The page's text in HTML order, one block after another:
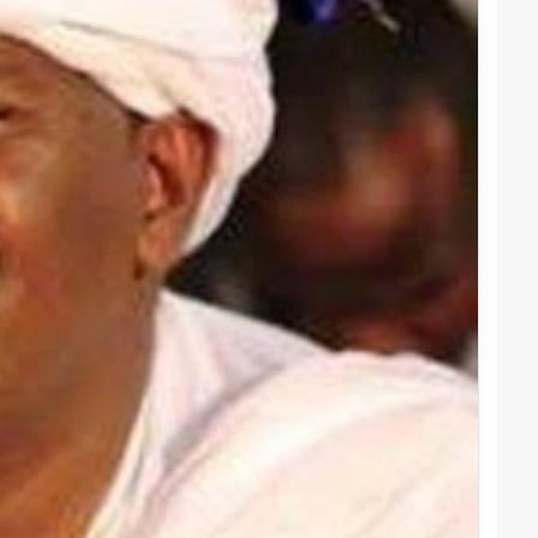
تؤمن
موسمقوات الدعم السريع قطاع ولاية شرق
دارفور تؤمن موسم الحصاد